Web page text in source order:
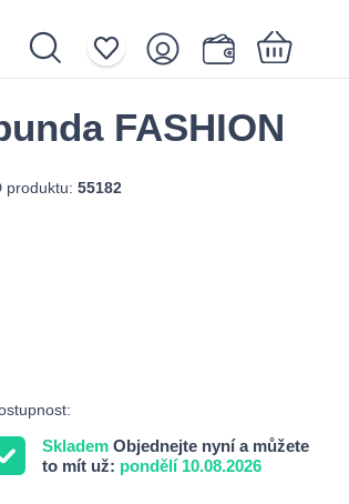
košík je prázdný.FASHION
produktu: 55182
Skladem Objednejte nyní a můžete
to mít už: pondělí 10.08.2026